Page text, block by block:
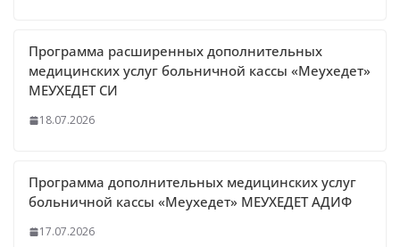
Программа расширенных дополнительных
медицинских услуг больничной кассы «Меухедет»
МЕУХЕДЕТ СИ
18.07.2026
Программа дополнительных медицинских услуг
больничной кассы «Меухедет» МЕУХЕДЕТ АДИФ
17.07.2026